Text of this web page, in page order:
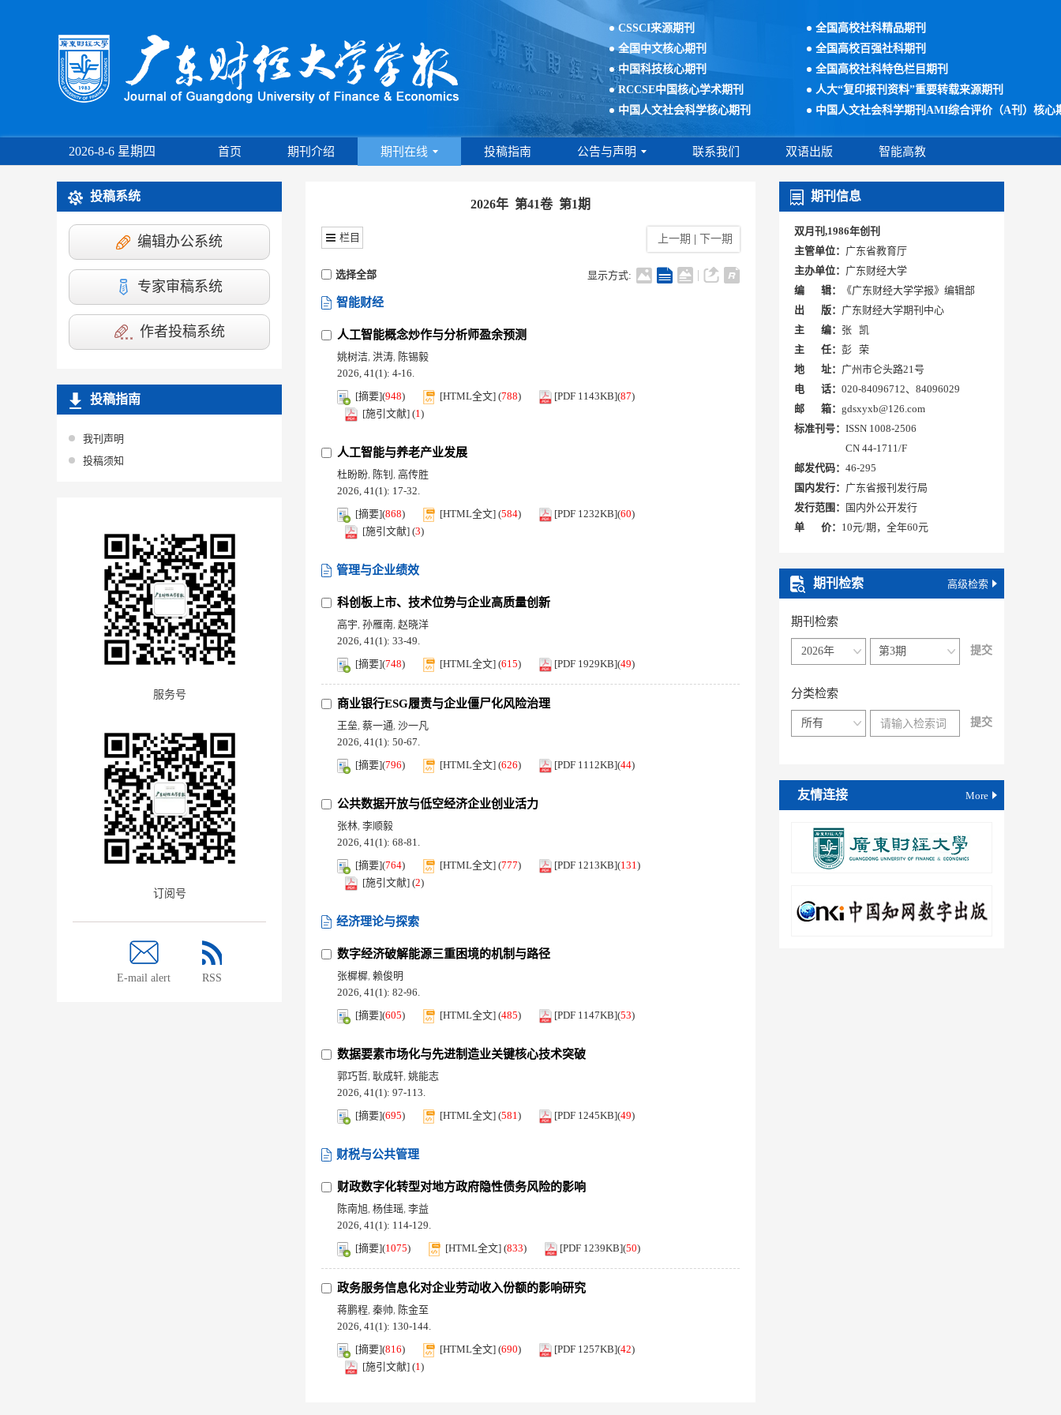
CSSCI来源期刊
全国高校社科精品期刊
全国中文核心期刊
全国高校百强社科期刊
中国科技核心期刊
全国高校社科特色栏目期刊
RCCSE中国核心学术期刊
人大“复印报刊资料”重要转载来源期刊
中国人文社会科学核心期刊
中国人文社会科学期刊AMI综合评价（A刊）核心
2026-8-6 星期四 首页 期刊介绍 期刊在线 投稿指南 公告与声明 联系我们 双语出版 智能高教
投稿系统
编辑办公系统
专家审稿系统
作者投稿系统
投稿指南
我刊声明
投稿须知
服务号
订阅号
E-mail alert RSS
2026年 第41卷 第1期
栏目 上一期 下一期
选择全部 显示方式:
智能财经
人工智能概念炒作与分析师盈余预测
姚树洁, 洪涛, 陈锡毅
2026, 41(1): 4-16.
[摘要](948) [HTML全文] (788) [PDF 1143KB](87)
[施引文献] (1)
人工智能与养老产业发展
杜盼盼, 陈钊 , 高传胜
2026, 41(1): 17-32.
[摘要](868) [HTML全文] (584) [PDF 1232KB](60)
[施引文献] (3)
管理与企业绩效
科创板上市、技术位势与企业高质量创新
高宇, 孙雁南, 赵晓洋
2026, 41(1): 33-49.
[摘要](748) [HTML全文] (615) [PDF 1929KB](49)
商业银行ESG履责与企业僵尸化风险治理
王垒, 蔡一通, 沙一凡
2026, 41(1): 50-67.
[摘要](796) [HTML全文] (626) [PDF 1112KB](44)
公共数据开放与低空经济企业创业活力
张林, 李顺毅
2026, 41(1): 68-81.
[摘要](764) [HTML全文] (777) [PDF 1213KB](131)
[施引文献] (2)
经济理论与探索
数字经济破解能源三重困境的机制与路径
张樨樨, 赖俊明
2026, 41(1): 82-96.
[摘要](605) [HTML全文] (485) [PDF 1147KB](53)
数据要素市场化与先进制造业关键核心技术突破
郭巧哲, 耿成轩, 姚能志
2026, 41(1): 97-113.
[摘要](695) [HTML全文] (581) [PDF 1245KB](49)
财税与公共管理
财政数字化转型对地方政府隐性债务风险的影响
陈南旭, 杨佳瑶, 李益
2026, 41(1): 114-129.
[摘要](1075) [HTML全文] (833) [PDF 1239KB](50)
政务服务信息化对企业劳动收入份额的影响研究
蒋鹏程, 秦帅, 陈金至
2026, 41(1): 130-144.
[摘要](816) [HTML全文] (690) [PDF 1257KB](42)
[施引文献] (1)
期刊信息
双月刊,1986年创刊
主管单位： 广东省教育厅
主办单位： 广东财经大学
编 辑：
《广东财经大学学报》编辑部
出 版： 广东财经大学期刊中心
主 编： 张 凯
主 任： 彭 荣
地 址： 广州市仑头路21号
电 话： 020-84096712、84096029
邮 箱： gdsxyxb@126.com
标准刊号： ISSN 1008-2506
CN 44-1711/F
邮发代码： 46-295
国内发行： 广东省报刊发行局
发行范围：
国内外公开发行
单 价： 10元/期，全年60元
期刊检索 高级检索
期刊检索
分类检索
友情连接 More